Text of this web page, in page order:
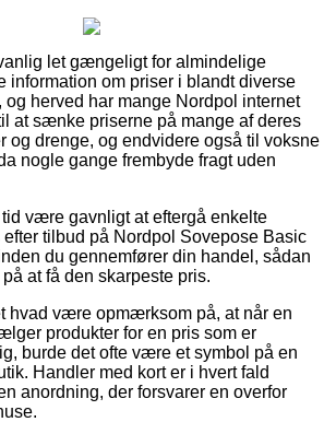
let gængeligt for almindelige
information om priser i blandt diverse
og herved har mange Nordpol internet
at sænke priserne på mange af deres
og drenge, og endvidere også til voksne
nogle gange frembyde fragt uden
være gavnligt at eftergå enkelte
tilbud på Nordpol Sovepose Basic
du gennemfører din handel, sådan
at få den skarpeste pris.
hvad være opmærksom på, at når en
produkter for en pris som er
burde det ofte være et symbol på en
Handler med kort er i hvert fald
anordning, der forsvarer en overfor